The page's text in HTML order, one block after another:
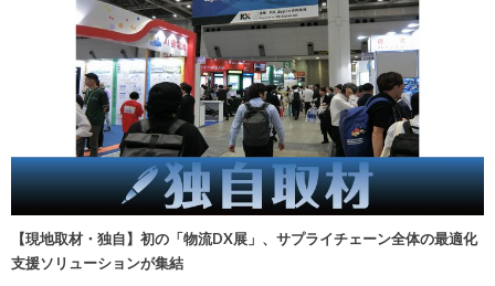
【現地取材・独自】初の「物流DX展」、サプライチェーン全体の最適化
支援ソリューションが集結